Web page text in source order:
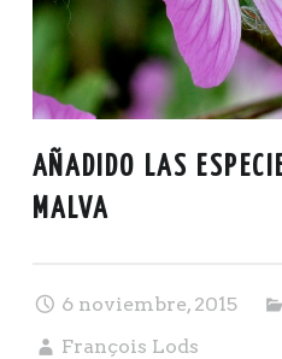
AÑADIDO LAS
MALVA
6 noviembre, 2015
François Lods